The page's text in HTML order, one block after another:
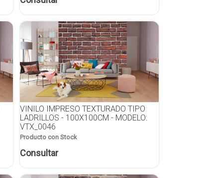
VINILO IMPRESO TEXTURADO TIPO
LADRILLOS - 100X100CM - MODELO:
VTX_0046
Producto con Stock
Consultar